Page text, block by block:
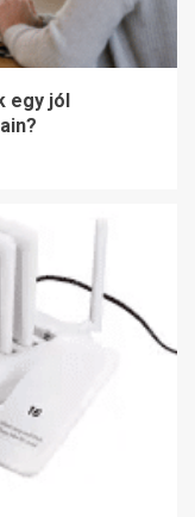
egy jól